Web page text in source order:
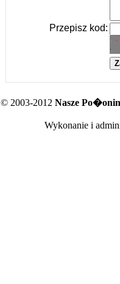
Przepisz kod:
© 2003-2012 Nasze
Wykonanie i